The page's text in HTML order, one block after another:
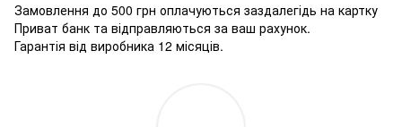
Замовлення до 500 грн оплачуються заздалегідь на картку
Приват банк та відправляються за ваш рахунок.
Гарантія від виробника 12 місяців.